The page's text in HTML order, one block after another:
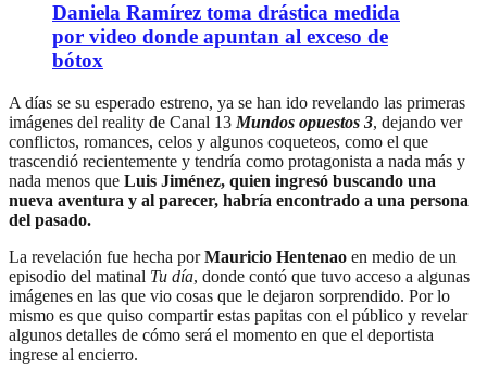
Daniela Ramírez toma drástica medida
por video donde apuntan al exceso de
bótox
A días se su esperado estreno, ya se han ido revelando las primeras
imágenes del reality de Canal 13 Mundos opuestos 3, dejando ver
conflictos, romances, celos y algunos coqueteos, como el que
trascendió recientemente y tendría como protagonista a nada más y
nada menos que Luis Jiménez, quien ingresó buscando una
nueva aventura y al parecer, habría encontrado a una persona
del pasado.
La revelación fue hecha porMauricio Hentenao en medio de un
episodio del matinal Tu día, donde contó que tuvo acceso a algunas
imágenes en las que vio cosas que le dejaron sorprendido. Por lo
mismo es que quiso compartir estas papitas con el público y revelar
algunos detalles de cómo será el momento en que el deportista
ingrese al encierro.